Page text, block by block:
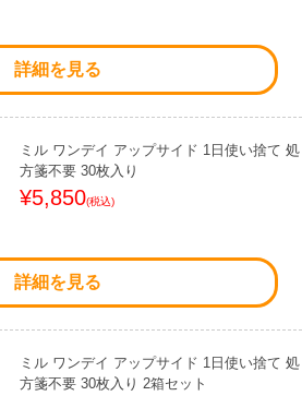
詳細を見る
ミル ワンデイ アップサイド 1日使い捨て 処
方箋不要 30枚入り
¥5,850(税込)
詳細を見る
ミル ワンデイ アップサイド 1日使い捨て 処
方箋不要 30枚入り 2箱セット